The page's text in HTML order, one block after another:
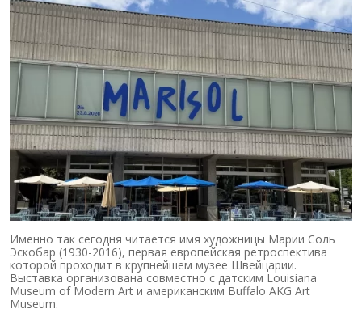
Именно так сегодня читается имя художницы Марии Соль
Эскобар (1930-2016), первая европейская ретроспектива
которой проходит в крупнейшем музее Швейцарии.
Выставка организована совместно с датским Louisiana
Museum of Modern Art и американским Buffalo AKG Art
Museum.